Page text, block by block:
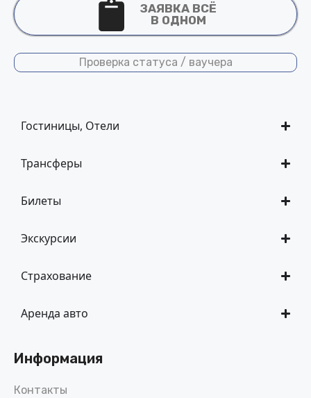
ЗАЯВКА ВСЁ
В ОДНОМ
Проверка статуса / ваучера
Гостиницы, Отели
Трансферы
Билеты
Экскурсии
Страхование
Аренда авто
Информация
Контакты